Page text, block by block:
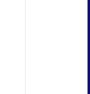
นอกจากนี้ด อ
าได้ ถือเป็นสิริ
และเพื่อเป็นสิ